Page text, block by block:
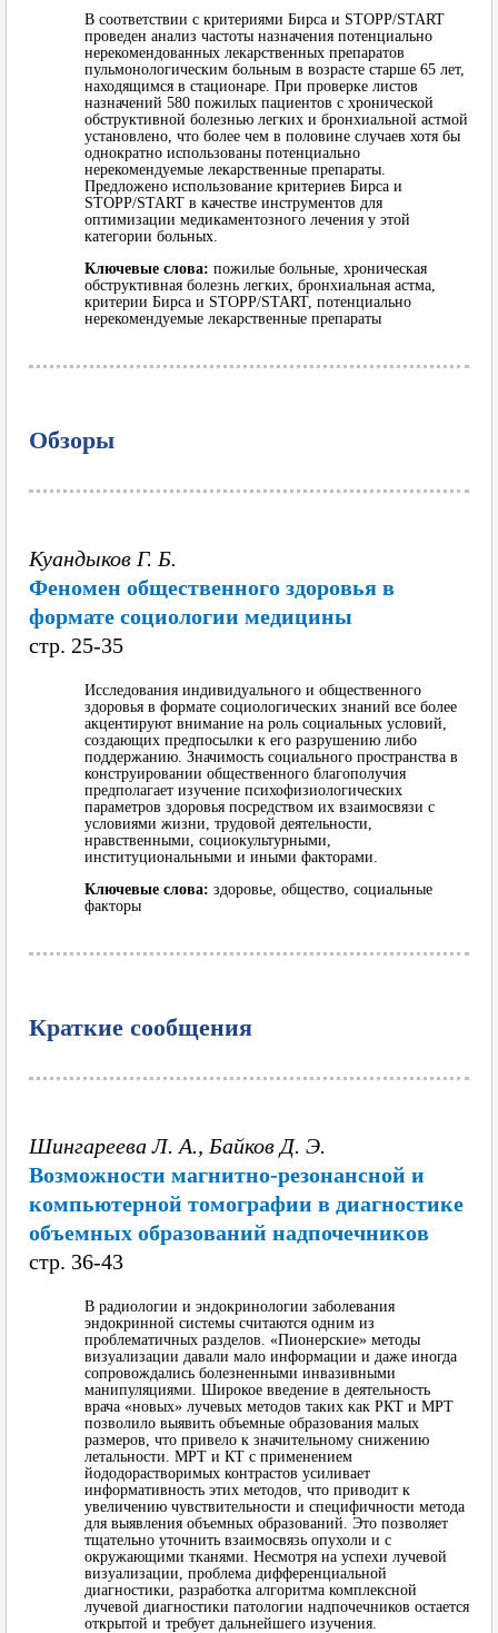
В соответствии с критериями Бирса и STOPP/START
проведен анализ частоты назначения потенциально
нерекомендованных лекарственных препаратов
пульмонологическим больным в возрасте старше 65 лет,
находящимся в стационаре. При проверке листов
назначений 580 пожилых пациентов с хронической
обструктивной болезнью легких и бронхиальной астмой
установлено, что более чем в половине случаев хотя бы
однократно использованы потенциально
нерекомендуемые лекарственные препараты.
Предложено использование критериев Бирса и
STOPP/START в качестве инструментов для
оптимизации медикаментозного лечения у этой
категории больных.
Ключевые слова: пожилые больные, хроническая
обструктивная болезнь легких, бронхиальная астма,
критерии Бирса и STOPP/START, потенциально
нерекомендуемые лекарственные препараты
Обзоры
Куандыков Г. Б.
Феномен общественного здоровья в
формате социологии медицины
cтр. 25-35
Исследования индивидуального и общественного
здоровья в формате социологических знаний все более
акцентируют внимание на роль социальных условий,
создающих предпосылки к его разрушению либо
поддержанию. Значимость социального пространства в
конструировании общественного благополучия
предполагает изучение психофизиологических
параметров здоровья посредством их взаимосвязи с
условиями жизни, трудовой деятельности,
нравственными, социокультурными,
институциональными и иными факторами.
Ключевые слова: здоровье, общество, социальные
факторы
Краткие сообщения
Шингареева Л. А., Байков Д. Э.
Возможности магнитно-резонансной и
компьютерной томографии в диагностике
объемных образований надпочечников
cтр. 36-43
В радиологии и эндокринологии заболевания
эндокринной системы считаются одним из
проблематичных разделов. «Пионерские» методы
визуализации давали мало информации и даже иногда
сопровождались болезненными инвазивными
манипуляциями. Широкое введение в деятельность
врача «новых» лучевых методов таких как РКТ и МРТ
позволило выявить объемные образования малых
размеров, что привело к значительному снижению
летальности. МРТ и КТ с применением
йододорастворимых контрастов усиливает
информативность этих методов, что приводит к
увеличению чувствительности и специфичности метода
для выявления объемных образований. Это позволяет
тщательно уточнить взаимосвязь опухоли и с
окружающими тканями. Несмотря на успехи лучевой
визуализации, проблема дифференциальной
диагностики, разработка алгоритма комплексной
лучевой диагностики патологии надпочечников остается
открытой и требует дальнейшего изучения.